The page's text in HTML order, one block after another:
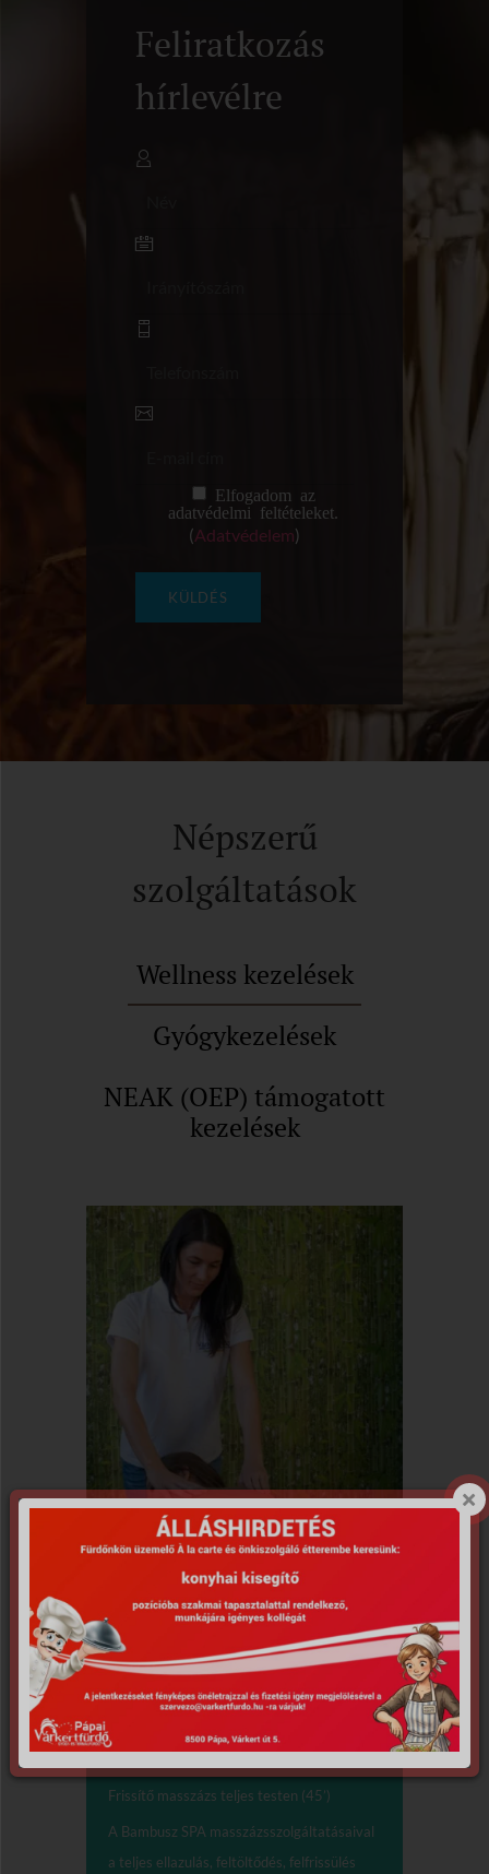
Feliratkozás
hírlevélre
Elfogadom az
adatvédelmi feltételeket.
(Adatvédelem)
Népszerű
szolgáltatások
Wellness kezelések
Gyógykezelések
NEAK (OEP) támogatott
kezelések
Masszázsok,
testkezelések
Frissítő masszázs teljes testen (45’)
A Bambusz SPA masszázsszolgáltatásaival
a teljes ellazulás, feltöltődés, felfrissülés